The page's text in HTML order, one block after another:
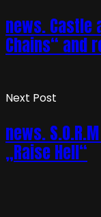
news. Castle
Chains“ and
Next Post
news.
„Raise Hell“